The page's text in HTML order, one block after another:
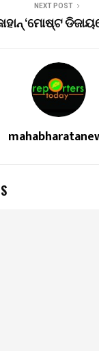
NEXT POST
‘ମୋଷ୍ଟ